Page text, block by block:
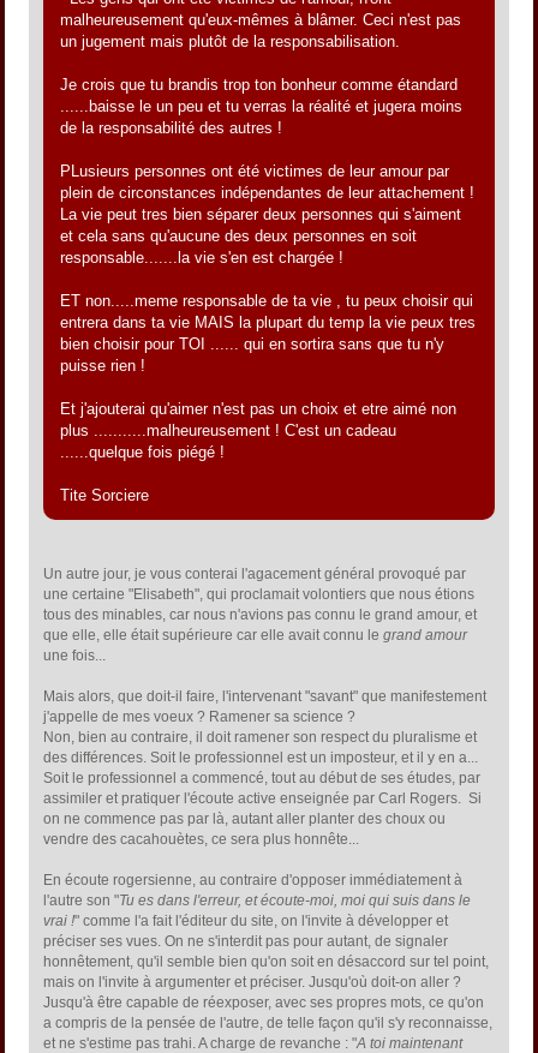
malheureusement qu'eux-mêmes à blâmer. Ceci n'est pas
un jugement mais plutôt de la responsabilisation.
Je crois que tu brandis trop ton bonheur comme étandard
......baisse le un peu et tu verras la réalité et jugera moins
de la responsabilité des autres !
PLusieurs personnes ont été victimes de leur amour par
plein de circonstances indépendantes de leur attachement !
La vie peut tres bien séparer deux personnes qui s'aiment
et cela sans qu'aucune des deux personnes en soit
responsable.......la vie s'en est chargée !
ET non.....meme responsable de ta vie , tu peux choisir qui
entrera dans ta vie MAIS la plupart du temp la vie peux tres
bien choisir pour TOI ...... qui en sortira sans que tu n'y
puisse rien !
Et j'ajouterai qu'aimer n'est pas un choix et etre aimé non
plus ...........malheureusement ! C'est un cadeau
......quelque fois piégé !
Tite Sorciere
Un autre jour, je vous conterai l'agacement général provoqué par
une certaine "Elisabeth", qui proclamait volontiers que nous étions
tous des minables, car nous n'avions pas connu le grand amour, et
que elle, elle était supérieure car elle avait connu legrand amour
une fois...
Mais alors, que doit-il faire, l'intervenant "savant" que manifestement
j'appelle de mes voeux ? Ramener sa science ?
Non, bien au contraire, il doit ramener son respect du pluralisme et
des différences. Soit le professionnel est un imposteur, et il y en a...
Soit le professionnel a commencé, tout au début de ses études, par
assimiler et pratiquer l'écoute active enseignée par Carl Rogers. Si
on ne commence pas par là, autant aller planter des choux ou
vendre des cacahouètes, ce sera plus honnête...
En écoute rogersienne, au contraire d'opposer immédiatement à
l'autre son "Tu es dans l'erreur, et écoute-moi, moi qui suis dans le
vrai !" comme l'a fait l'éditeur du site, on l'invite à développer et
préciser ses vues. On ne s'interdit pas pour autant, de signaler
honnêtement, qu'il semble bien qu'on soit en désaccord sur tel point,
mais on l'invite à argumenter et préciser. Jusqu'où doit-on aller ?
Jusqu'à être capable de réexposer, avec ses propres mots, ce qu'on
a compris de la pensée de l'autre, de telle façon qu'il s'y reconnaisse,
et ne s'estime pas trahi. A charge de revanche : "A toi maintenant